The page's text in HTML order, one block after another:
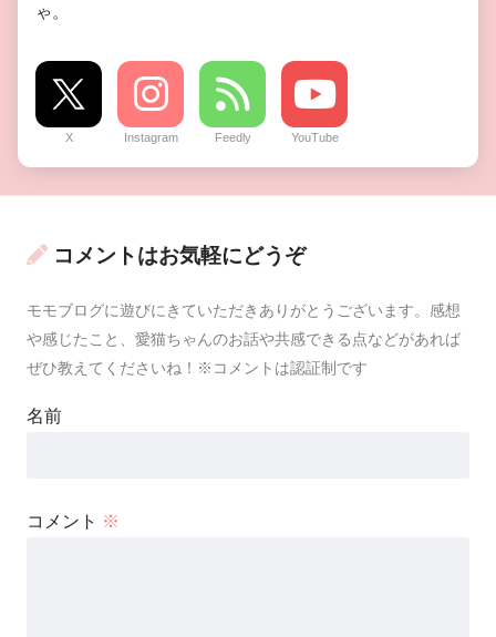
ゃ。
X Instagram Feedly YouTube
コメントはお気軽にどうぞ
モモブログに遊びにきていただきありがとうございます。感想
や感じたこと、愛猫ちゃんのお話や共感できる点などがあれば
ぜひ教えてくださいね！※コメントは認証制です
名前
コメント ※